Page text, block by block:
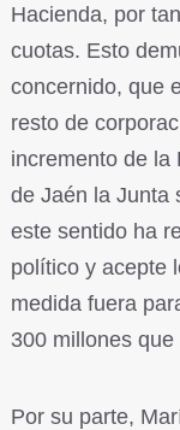
Hacienda, por
cuotas. Esto
concernido, que
resto de
incremento de la
de Jaén la Junta
este sentido ha
político y acepte
medida fuera
300 millones que
Por su parte,